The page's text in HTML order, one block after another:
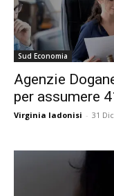
Sud Economia
Agenzie
per assumere
Virginia Iadonisi - 31